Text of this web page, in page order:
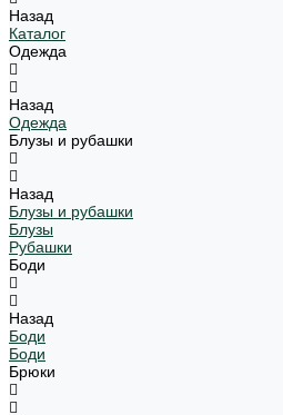
Назад
Каталог
Одежда
Назад
Одежда
Блузы и рубашки
Назад
Блузы и рубашки
Блузы
Рубашки
Боди
Назад
Боди
Боди
Брюки